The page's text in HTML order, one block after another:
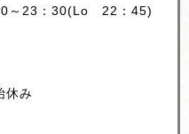
30(Lo 22：45)
休み